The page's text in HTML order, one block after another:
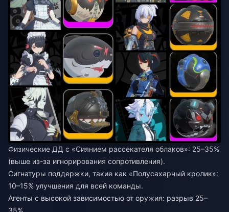
Физические ДД с «Сиянием рассекателя облаков»: 25–35%
(выше из-за игнорирования сопротивления).
Сигнатуры поддержки, такие как «Полусахарный кролик»:
10–15% улучшения для всей команды.
Агенты с высокой зависимостью от оружия: разрыв 25–
35%.